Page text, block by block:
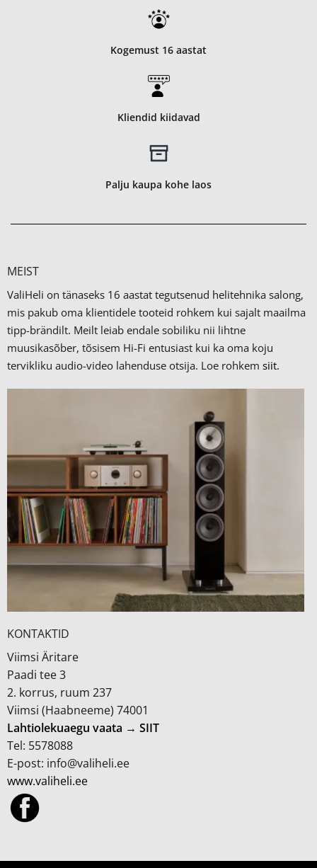
Kogemust 16 aastat
Kliendid kiidavad
Palju kaupa kohe laos
MEIST
ValiHeli on tänaseks 16 aastat tegutsenud helitehnika salong,
mis pakub oma klientidele tooteid rohkem kui sajalt maailma
tipp-brändilt. Meilt leiab endale sobiliku nii lihtne
muusikasõber, tõsisem Hi-Fi entusiast kui ka oma koju
tervikliku audio-video lahenduse otsija. Loe rohkem siit.
KONTAKTID
Viimsi Äritare
Paadi tee 3
2. korrus, ruum 237
Viimsi (Haabneeme) 74001
Lahtiolekuaegu vaata → SIIT
Tel: 5578088
E-post: info@valiheli.ee
www.valiheli.ee